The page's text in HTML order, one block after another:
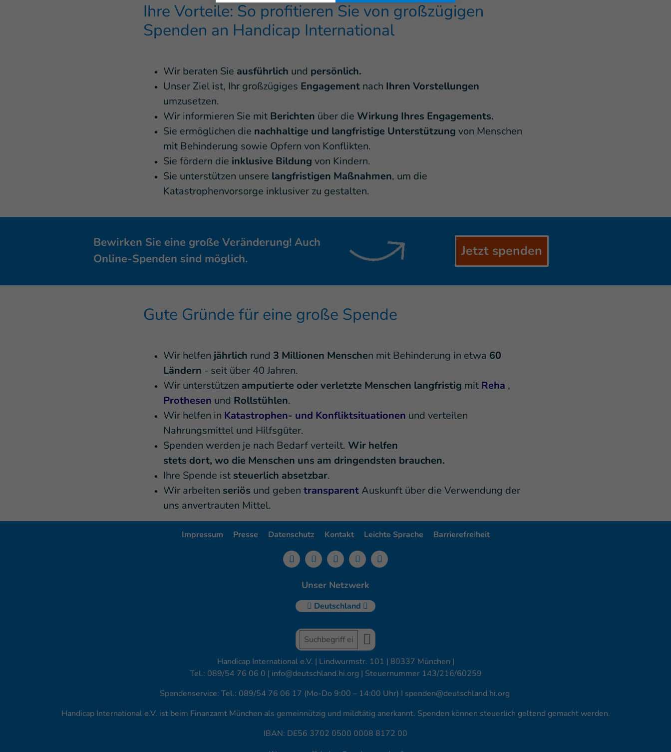
Ihre Vorteile: So profitieren Sie von großzügigen
Spenden an Handicap International
Wir beraten Sie ausführlich und persönlich.
Unser Ziel ist, Ihr großzügiges Engagement nach Ihren Vorstellungen
umzusetzen.
Wir informieren Sie mit Berichten über die Wirkung Ihres Engagements.
Sie ermöglichen die nachhaltige und langfristige Unterstützung von Menschen
mit Behinderung sowie Opfern von Konflikten.
Sie fördern die inklusive Bildung von Kindern.
Sie unterstützen unsere langfristigen Maßnahmen, um die
Katastrophenvorsorge inklusiver zu gestalten.
Bewirken Sie eine große Veränderung! Auch
Online-Spenden sind möglich.
Jetzt spenden
Gute Gründe für eine große Spende
Wir helfen jährlich rund 3 Millionen Menschen mit Behinderung in etwa 60
Ländern - seit über 40 Jahren.
Wir unterstützen amputierte oder verletzte Menschen langfristig mit Reha ,
Prothesen und Rollstühlen.
Wir helfen in Katastrophen- und Konfliktsituationen und verteilen
Nahrungsmittel und Hilfsgüter.
Spenden werden je nach Bedarf verteilt. Wir helfen
stets dort, wo die Menschen uns am dringendsten brauchen.
Ihre Spende ist steuerlich absetzbar.
Wir arbeiten seriös und geben transparent Auskunft über die Verwendung der
uns anvertrauten Mittel.
Impressum Presse Datenschutz Kontakt Leichte Sprache Barrierefreiheit
Unser Netzwerk
Deutschland
Handicap International e.V. | Lindwurmstr. 101 | 80337 München |
Tel.: 089/54 76 06 0 | info@deutschland.hi.org | Steuernummer 143/216/60259
Spendenservice: Tel.: 089/54 76 06 17 (Mo-Do 9:00 – 14:00 Uhr) I spenden@deutschland.hi.org
Handicap International e.V. ist beim Finanzamt München als gemeinnützig und mildtätig anerkannt. Spenden können steuerlich geltend gemacht werden.
IBAN: DE56 3702 0500 0008 8172 00